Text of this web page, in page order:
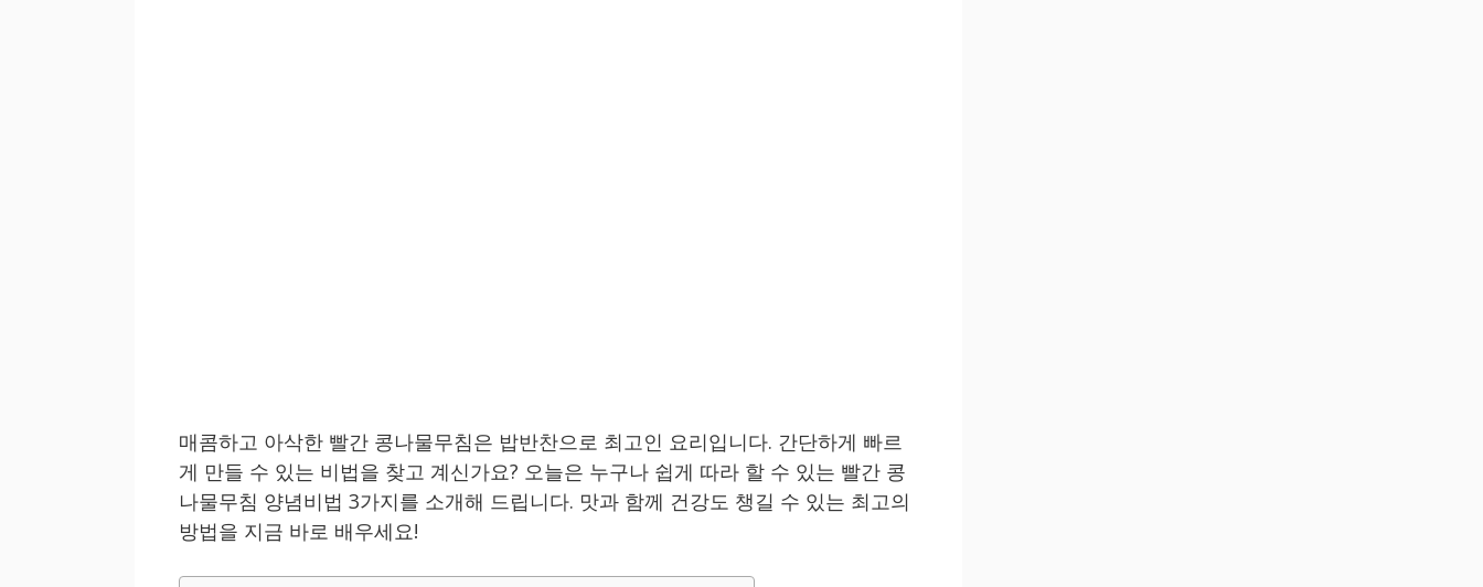
매콤하고 아삭한 빨간 콩나물무침은 밥반찬으로 최고인 요리입니다. 간단하게 빠르
게 만들 수 있는 비법을 찾고 계신가요? 오늘은 누구나 쉽게 따라 할 수 있는 빨간 콩
나물무침 양념비법 3가지를 소개해 드립니다. 맛과 함께 건강도 챙길 수 있는 최고의
방법을 지금 바로 배우세요!